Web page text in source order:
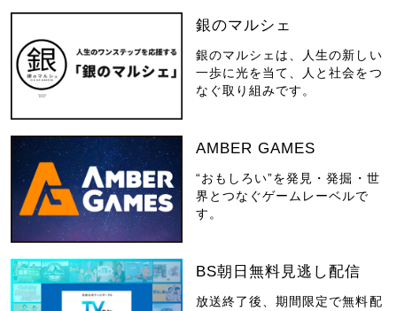
銀のマルシェ
銀のマルシェは、人生の新しい
一歩に光を当て、人と社会をつ
なぐ取り組みです。
AMBER GAMES
“おもしろい”を発見・発掘・世
界とつなぐゲームレーベルで
す。
BS朝日無料見逃し配信
放送終了後、期間限定で無料配